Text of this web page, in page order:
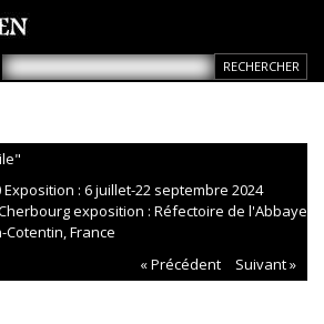
Exposition : 6 juillet-22 septembre 2024
exposition : Réfectoire de l'Abbaye
France
« Précédent
Suivant »